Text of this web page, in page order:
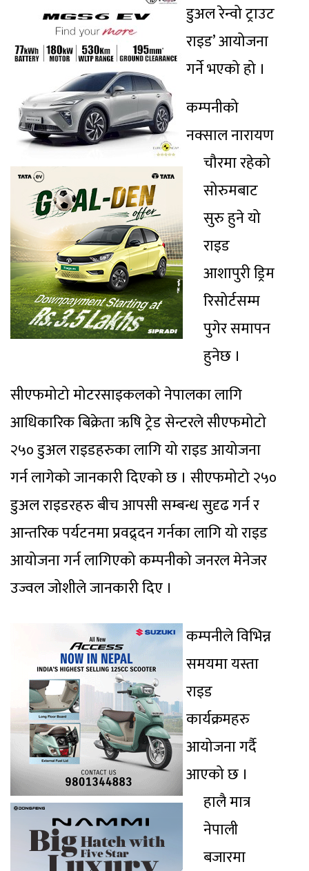
डुअल रेन्वो ट्राउट
राइड’ आयोजना
गर्ने भएको हो ।
कम्पनीको
नक्साल नारायण
चौरमा रहेको
सोरुमबाट
सुरु हुने यो
राइड
आशापुरी ड्रिम
रिसोर्टसम्म
पुगेर समापन
हुनेछ ।
सीएफमोटो मोटरसाइकलको नेपालका लागि
आधिकारिक बिक्रेता ऋषि ट्रेड सेन्टरले सीएफमोटो
२५० डुअल राइडहरुका लागि यो राइड आयोजना
गर्न लागेको जानकारी दिएको छ । सीएफमोटो २५०
डुअल राइडरहरु बीच आपसी सम्बन्ध सुदृढ गर्न र
आन्तरिक पर्यटनमा प्रवद्र्दन गर्नका लागि यो राइड
आयोजना गर्न लागिएको कम्पनीको जनरल मेनेजर
उज्वल जोशीले जानकारी दिए ।
कम्पनीले विभिन्न
समयमा यस्ता
राइड
कार्यक्रमहरु
आयोजना गर्दै
आएको छ ।
हालै मात्र
नेपाली
बजारमा